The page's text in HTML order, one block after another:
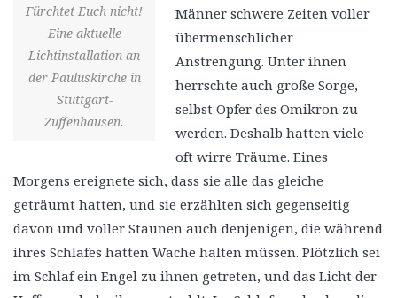
Fürchtet Euch nicht!
Eine aktuelle
Lichtinstallation an
der Pauluskirche in
Stuttgart-
Zuffenhausen.
Männer schwere Zeiten voller
übermenschlicher
Anstrengung. Unter ihnen
herrschte auch große Sorge,
selbst Opfer des Omikron zu
werden. Deshalb hatten viele
oft wirre Träume. Eines
Morgens ereignete sich, dass sie alle das gleiche
geträumt hatten, und sie erzählten sich gegenseitig
davon und voller Staunen auch denjenigen, die während
ihres Schlafes hatten Wache halten müssen. Plötzlich sei
im Schlaf ein Engel zu ihnen getreten, und das Licht der